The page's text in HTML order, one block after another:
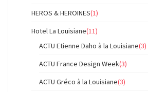
HEROS & HEROINES(1)
Hotel La Louisiane(11)
ACTU Etienne Daho à la Louisiane(3)
ACTU France Design Week(3)
ACTU Gréco à la Louisiane(3)